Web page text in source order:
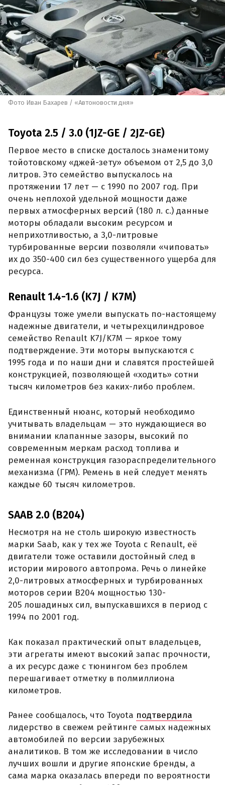
Фото Иван Бахарев / «Автоновости дня»
Toyota 2.5 / 3.0 (1JZ-GE / 2JZ-GE)
Первое место в списке досталось знаменитому
тойотовскому «джей-зету» объемом от 2,5 до 3,0
литров. Это семейство выпускалось на
протяжении 17 лет — с 1990 по 2007 год. При
очень неплохой удельной мощности даже
первых атмосферных версий (180 л. с.) данные
моторы обладали высоким ресурсом и
неприхотливостью, а 3,0-литровые
турбированные версии позволяли «чиповать»
их до 350-400 сил без существенного ущерба для
ресурса.
Renault 1.4-1.6 (K7J / K7M)
Французы тоже умели выпускать по-настоящему
надежные двигатели, и четырехцилиндровое
семейство Renault K7J/K7M — яркое тому
подтверждение. Эти моторы выпускаются с
1995 года и по наши дни и славятся простейшей
конструкцией, позволяющей «ходить» сотни
тысяч километров без каких-либо проблем.
Единственный нюанс, который необходимо
учитывать владельцам — это нуждающиеся во
внимании клапанные зазоры, высокий по
современным меркам расход топлива и
ременная конструкция газораспределительного
механизма (ГРМ). Ремень в ней следует менять
каждые 60 тысяч километров.
SAAB 2.0 (B204)
Несмотря на не столь широкую известность
марки Saab, как у тех же Toyota с Renault, её
двигатели тоже оставили достойный след в
истории мирового автопрома. Речь о линейке
2,0-литровых атмосферных и турбированных
моторов серии B204 мощностью 130-
205 лошадиных сил, выпускавшихся в период с
1994 по 2001 год.
Как показал практический опыт владельцев,
эти агрегаты имеют высокий запас прочности,
а их ресурс даже с тюнингом без проблем
перешагивает отметку в полмиллиона
километров.
Ранее сообщалось, что Toyota подтвердила
лидерство в свежем рейтинге самых надежных
автомобилей по версии зарубежных
аналитиков. В том же исследовании в число
лучших вошли и другие японские бренды, а
сама марка оказалась впереди по вероятности